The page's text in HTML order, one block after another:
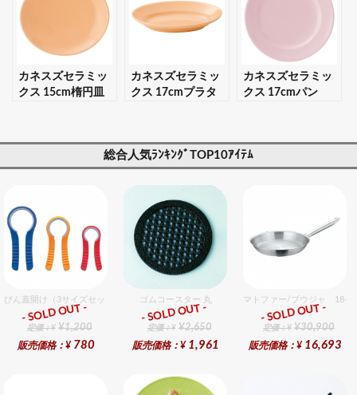
可】
カネスズセラミッ
クス 15cm楕円皿
レゼント対応可】
カネスズセラミッ
クス 17cmプラタ
プレゼント対応
可】
カネスズセラミッ
クス 17cmパン
レゼント対応可】
総合人気ﾗﾝｷﾝｸﾞTOP10ｱｲﾃﾑ
びん蓋開け（3サイズセット）
総合ﾗﾝｷﾝｸﾞ
定価：¥ ¥1,200
販売価格：¥ 780
- SOLD OUT -
ゴムコースター 丸
総合ﾗﾝｷﾝｸﾞ
定価：¥ ¥2,650
販売価格：¥ 1,961
- SOLD OUT -
マトファー/ブウジャ 18-
総合ﾗﾝｷﾝｸﾞ
定価：¥ ¥30,900
販売価格：¥ 16,693
- SOLD OUT -